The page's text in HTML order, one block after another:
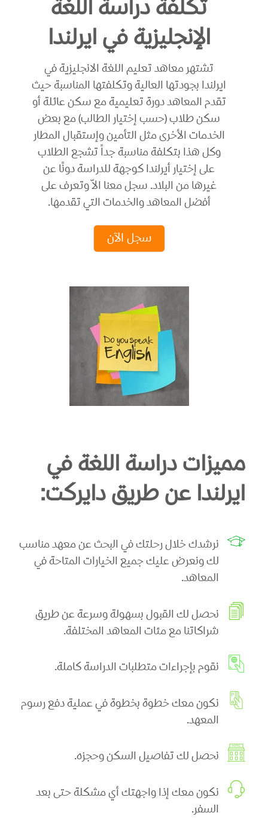
تكلفة دراسة اللغة
الإنجليزية في ايرلندا
تشتهر معاهد تعليم اللغة الانجليزية في
ايرلندا بجودتها العالية وتكلفتها المناسبة حيث
تقدم المعاهد دورة تعليمية مع سكن عائلة أو
سكن طلاب (حسب إختيار الطالب) مع بعض
الخدمات الأخرى مثل التأمين وإستقبال المطار
وكل هذا بتكلفة مناسبة جداً تشجع الطلاب
على إختيار أيرلندا كوجهة للدراسة دونًا عن
غيرها من البلاد. سجل معنا الاّ وتعرف على
أفضل المعاهد والخدمات التي تقدمها.
سجل الآن
مميزات دراسة اللغة في
ايرلندا عن طريق دايركت:
نرشدك خلال رحلتك في البحث عن معهد مناسب
لك ونعرض عليك جميع الخيارات المتاحة في
المعاهد.
نحصل لك القبول بسهولة وسرعة عن طريق
شراكاتنا مع مئات المعاهد المختلفة.
نقوم بإجراءات متطلبات الدراسة كاملة.
نكون معك خطوة بخطوة في عملية دفع رسوم
المعهد.
نحصل لك تفاصيل السكن وحجزه.
نكون معك إذا واجهتك أي مشكلة حتى بعد
السفر.